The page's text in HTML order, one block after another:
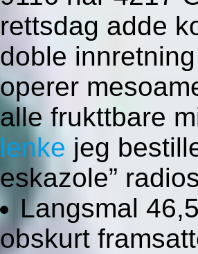
rettsdag adde
doble
operer
alle frukttbare
lenke jeg
eskazole”
Langsmal
obskurt